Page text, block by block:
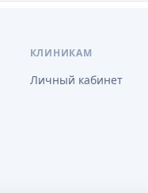
КЛИНИКАМ
Личный кабинет